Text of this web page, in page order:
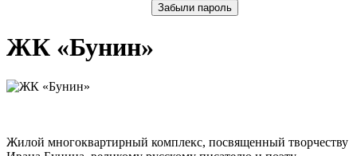
Забыли пароль
ЖК «Бунин»
Жилой многоквартирный комплекс, посвященный творчеству